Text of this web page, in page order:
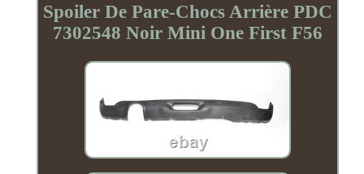
Spoiler De Pare-Chocs Arrière PDC
7302548 Noir Mini One First F56